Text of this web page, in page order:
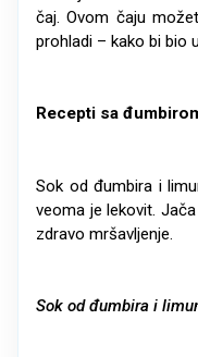
čaj. Ovom čaju
prohladi – kako bi bio
Recepti sa
Sok od đumbira i
veoma je lekovit.
zdravo mršavljenje.
Sok od đumbira i